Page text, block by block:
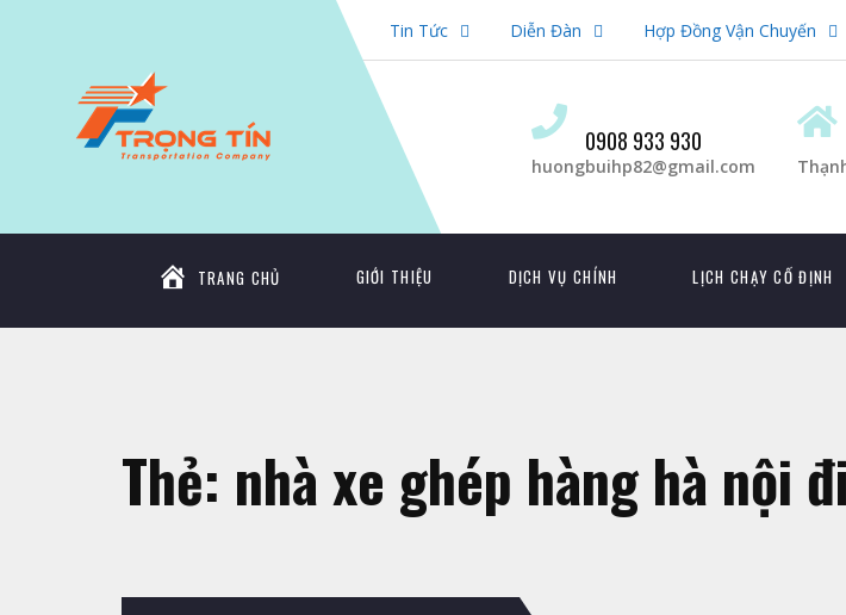
Tin Tức Diễn Đàn Hợp Đồng Vận Chuyến
0908 933 930
huongbuihp82@gmail.com
TRANG CHỦ GIỚI THIỆU DỊCH VỤ CHÍNH LỊCH CHẠY CỐ ĐỊNH
Thẻ: nhà xe ghép hàng hà nội